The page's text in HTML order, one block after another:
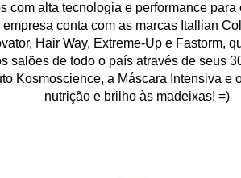
com alta tecnologia e performance
conta com as marcas Itallian
Hair Way, Extreme-Up e Fastorm,
salões de todo o país através de seus
Kosmoscience, a Máscara Intensiva e
nutrição e brilho às madeixas! =)